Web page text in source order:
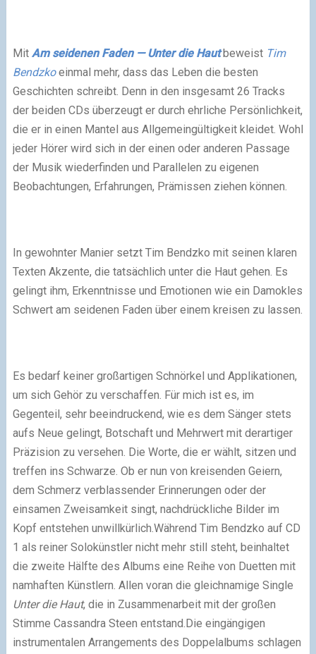
Mit Am seidenen Faden — Unter die Hautbeweist Tim
Bendzkoeinmal mehr, dass das Leben die besten
Geschichten schreibt. Denn in den insgesamt 26 Tracks
der beiden CDs überzeugt er durch ehrliche Persönlichkeit,
die er in einen Mantel aus Allgemeingültigkeit kleidet. Wohl
jeder Hörer wird sich in der einen oder anderen Passage
der Musik wiederfinden und Parallelen zu eigenen
Beobachtungen, Erfahrungen, Prämissen ziehen können.
In gewohnter Manier setzt Tim Bendzko mit seinen klaren
Texten Akzente, die tatsächlich unter die Haut gehen. Es
gelingt ihm, Erkenntnisse und Emotionen wie ein Damokles
Schwert am seidenen Faden über einem kreisen zu lassen.
Es bedarf keiner großartigen Schnörkel und Applikationen,
um sich Gehör zu verschaffen. Für mich ist es, im
Gegenteil, sehr beeindruckend, wie es dem Sänger stets
aufs Neue gelingt, Botschaft und Mehrwert mit derartiger
Präzision zu versehen. Die Worte, die er wählt, sitzen und
treffen ins Schwarze. Ob er nun von kreisenden Geiern,
dem Schmerz verblassender Erinnerungen oder der
einsamen Zweisamkeit singt, nachdrückliche Bilder im
Kopf entstehen unwillkürlich.Während Tim Bendzko auf CD
1 als reiner Solokünstler nicht mehr still steht, beinhaltet
die zweite Hälfte des Albums eine Reihe von Duetten mit
namhaften Künstlern. Allen voran die gleichnamige Single
Unter die Haut, die in Zusammenarbeit mit der großen
Stimme Cassandra Steen entstand.Die eingängigen
instrumentalen Arrangements des Doppelalbums schlagen